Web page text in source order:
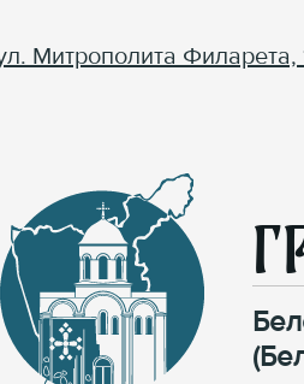
Митрополита Филарета,